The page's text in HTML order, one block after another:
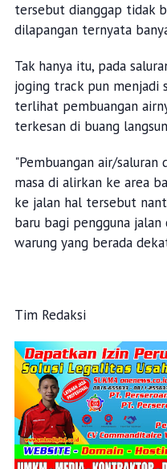
tersebut dianggap tidak
dilapangan ternyata
Tak hanya itu, pada
joging track pun menjadi
terlihat pembuangan
terkesan di buang
"Pembuangan air/
masa di alirkan ke area
ke jalan hal tersebut
baru bagi pengguna
warung yang berada
Tim Redaksi